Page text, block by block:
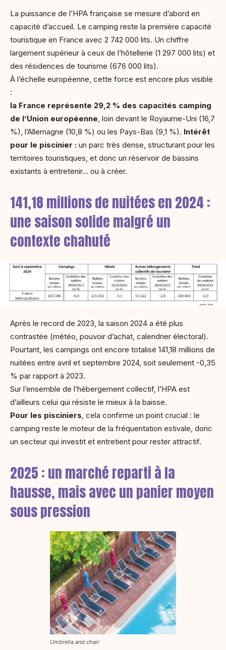
La puissance de l’HPA française se mesure d’abord en
capacité d’accueil. Le camping reste la première capacité
touristique en France avec 2 742 000 lits. Un chiffre
largement supérieur à ceux de l’hôtellerie (1 297 000 lits) et
des résidences de tourisme (676 000 lits).
À l’échelle européenne, cette force est encore plus visible
:
la France représente 29,2 % des capacités camping
de l’Union européenne, loin devant le Royaume-Uni (16,7
%), l’Allemagne (10,8 %) ou les Pays-Bas (9,1 %). Intérêt
pour le piscinier : un parc très dense, structurant pour les
territoires touristiques, et donc un réservoir de bassins
existants à entretenir… ou à créer.
141,18 millions de nuitées en 2024 :
une saison solide malgré un
contexte chahuté
Après le record de 2023, la saison 2024 a été plus
contrastée (météo, pouvoir d’achat, calendrier électoral).
Pourtant, les campings ont encore totalisé 141,18 millions de
nuitées entre avril et septembre 2024, soit seulement -0,35
% par rapport à 2023.
Sur l’ensemble de l’hébergement collectif, l’HPA est
d’ailleurs celui qui résiste le mieux à la baisse.
Pour les pisciniers , cela confirme un point crucial : le
camping reste le moteur de la fréquentation estivale, donc
un secteur qui investit et entretient pour rester attractif.
2025 : un marché reparti à la
hausse, mais avec un panier moyen
sous pression
Umbrella and chair